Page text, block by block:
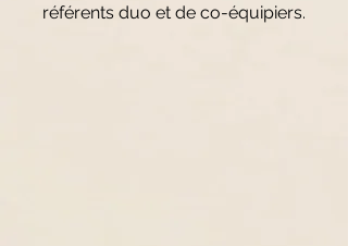
référents duo et de co-équipiers.